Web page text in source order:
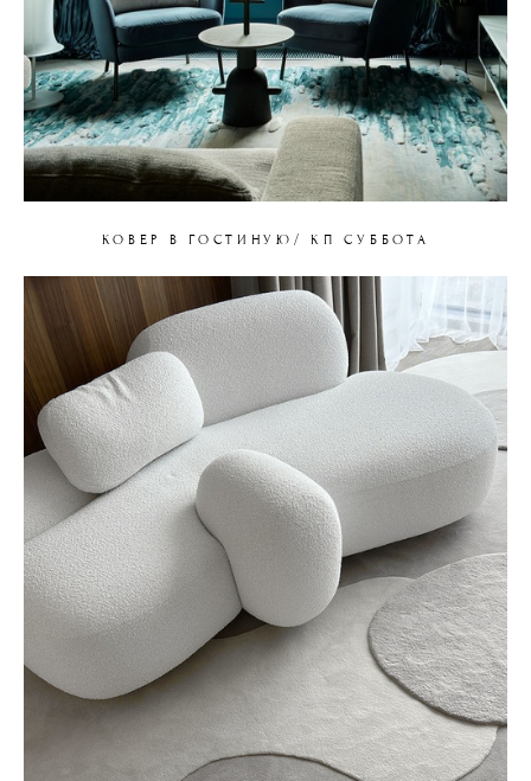
КОВЕР В ГОСТИНУЮ/ КП СУББОТА